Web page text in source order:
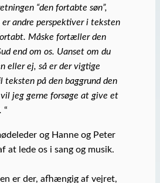
“den fortabte søn”,
er andre perspektiver i teksten
Måske fortæller den
end om os. Uanset om du
eller ej, så er der vigtige
på den baggrund den
jeg gerne forsøge at give et
“
og Hanne og Peter
at lede os i sang og musik.
er der, afhængig af vejret,